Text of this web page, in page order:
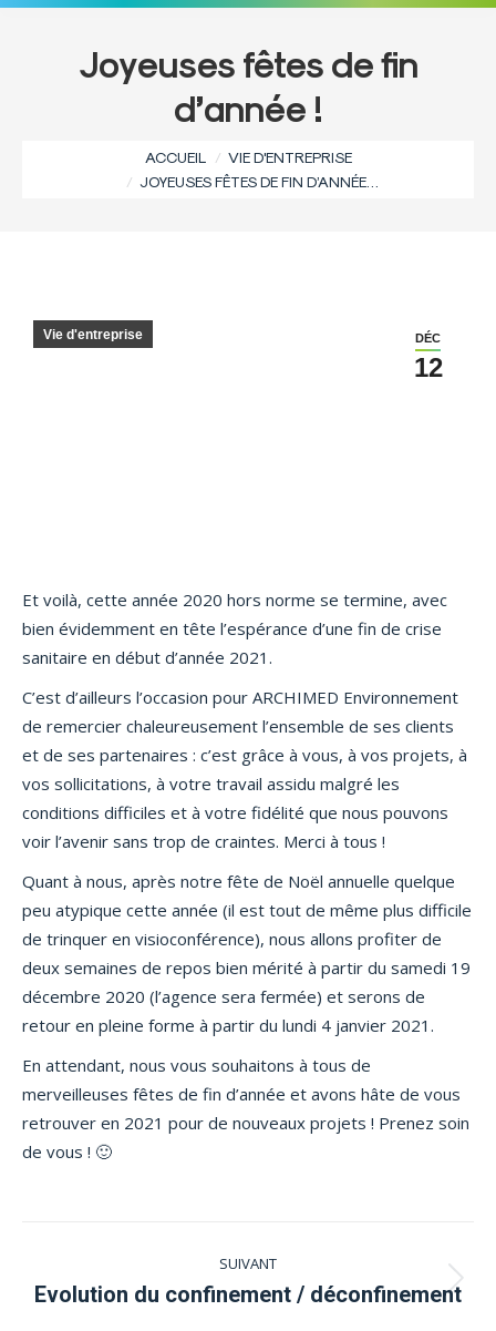
Joyeuses fêtes de fin
d’année !
ACCUEIL
VIE D'ENTREPRISE
JOYEUSES FÊTES DE FIN D’ANNÉE…
DÉC
12
Vie d'entreprise
Et voilà, cette année 2020 hors norme se termine, avec
bien évidemment en tête l’espérance d’une fin de crise
sanitaire en début d’année 2021.
C’est d’ailleurs l’occasion pour ARCHIMED Environnement
de remercier chaleureusement l’ensemble de ses clients
et de ses partenaires : c’est grâce à vous, à vos projets, à
vos sollicitations, à votre travail assidu malgré les
conditions difficiles et à votre fidélité que nous pouvons
voir l’avenir sans trop de craintes. Merci à tous !
Quant à nous, après notre fête de Noël annuelle quelque
peu atypique cette année (il est tout de même plus difficile
de trinquer en visioconférence), nous allons profiter de
deux semaines de repos bien mérité à partir du samedi 19
décembre 2020 (l’agence sera fermée) et serons de
retour en pleine forme à partir du lundi 4 janvier 2021.
En attendant, nous vous souhaitons à tous de
merveilleuses fêtes de fin d’année et avons hâte de vous
retrouver en 2021 pour de nouveaux projets ! Prenez soin
de vous ! 🙂
Navigation
article
SUIVANT
Article
Evolution du confinement / déconfinement